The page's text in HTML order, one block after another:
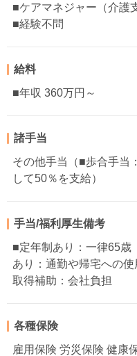
■ケアマネジャー（介護
■経験不問
給料
■年収 360万円～
諸手当
その他手当（■歩合手当
して50％を支給）
手当/福利厚生備考
■定年制あり：一律65
あり：通勤や帰宅への
取得補助：会社負担
各種保険
雇用保険 労災保険 健康